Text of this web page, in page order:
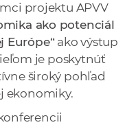
projektu APVV
ako potenciál
Európe“ ako výstup
je poskytnúť
široký pohľad
ekonomiky.